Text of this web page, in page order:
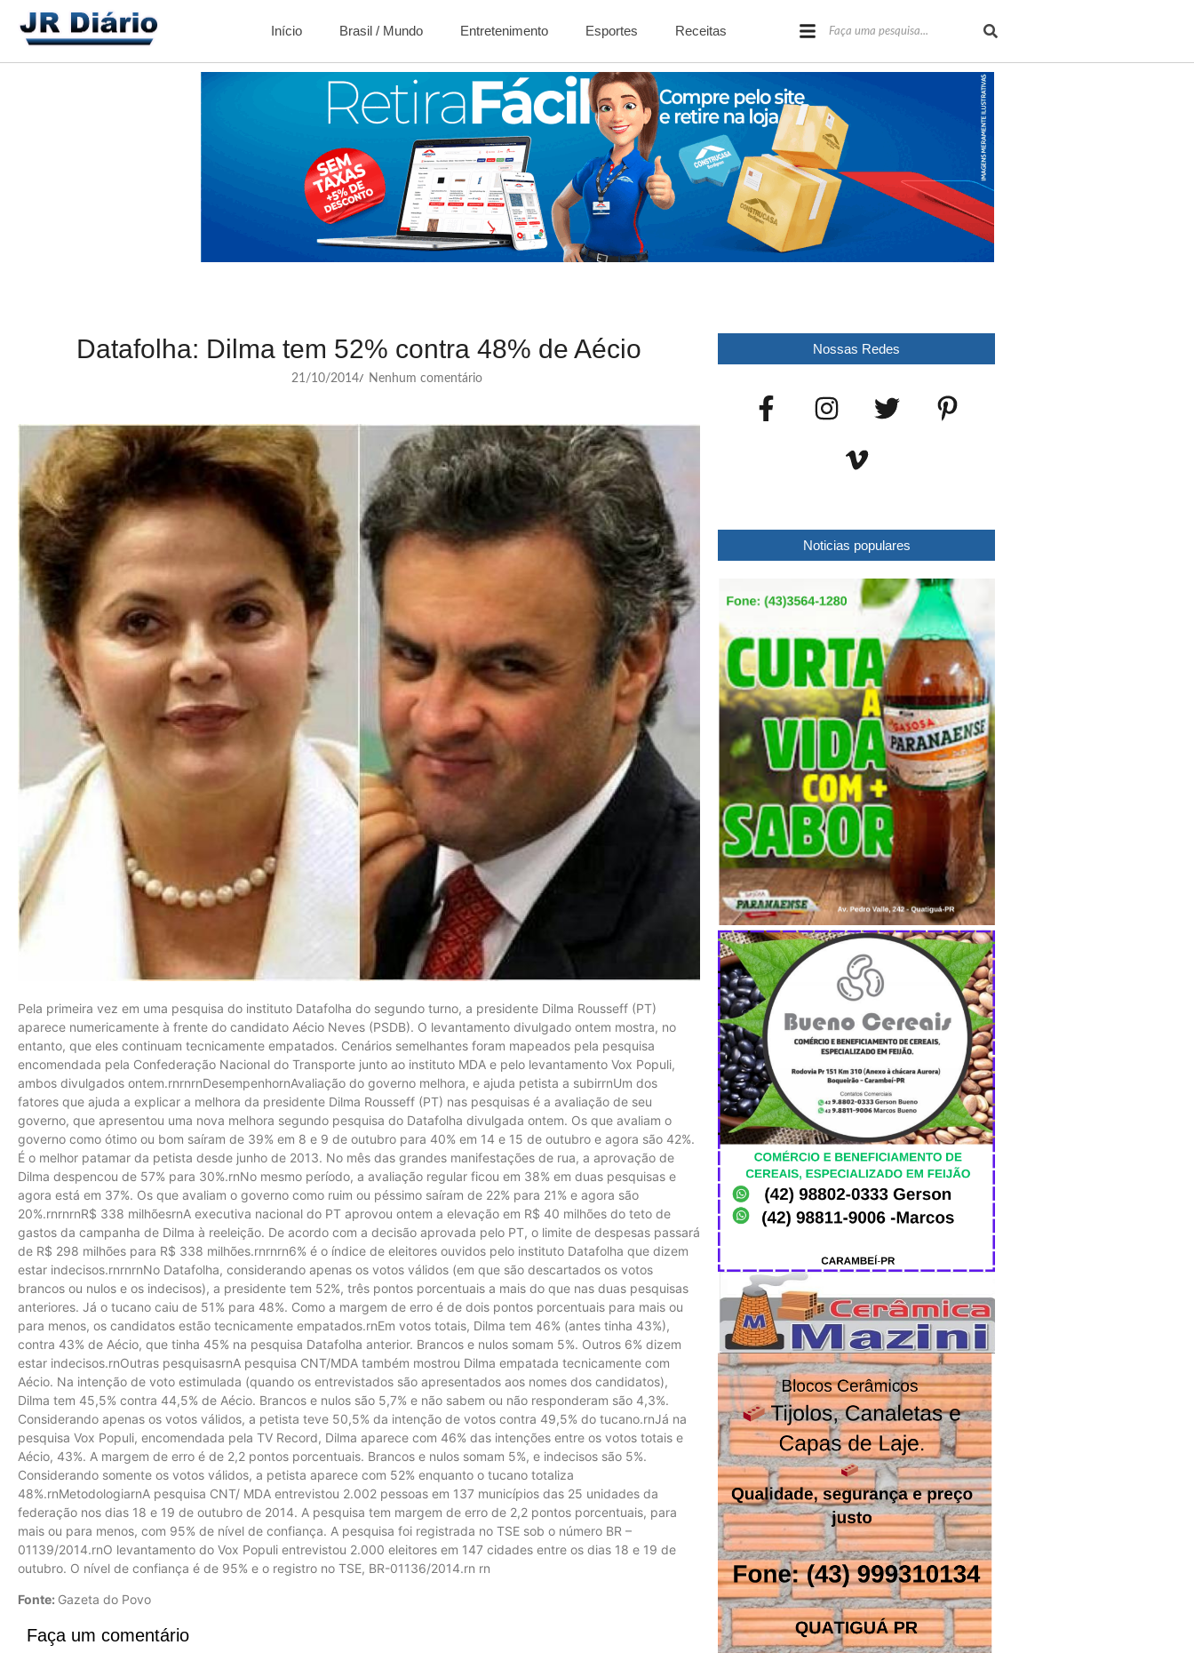
Início Brasil / Mundo Entretenimento Esportes Receitas
Datafolha: Dilma tem 52% contra 48% de Aécio
21/10/2014/ Nenhum comentário
Pela primeira vez em uma pesquisa do instituto Datafolha do segundo turno, a presidente Dilma Rousseff (PT)
aparece numericamente à frente do candidato Aécio Neves (PSDB). O levantamento divulgado ontem mostra, no
entanto, que eles continuam tecnicamente empatados. Cenários semelhantes foram mapeados pela pesquisa
encomendada pela Confederação Nacional do Transporte junto ao instituto MDA e pelo levantamento Vox Populi,
ambos divulgados ontem.rnrnrnDesempenhornAvaliação do governo melhora, e ajuda petista a subirrnUm dos
fatores que ajuda a explicar a melhora da presidente Dilma Rousseff (PT) nas pesquisas é a avaliação de seu
governo, que apresentou uma nova melhora segundo pesquisa do Datafolha divulgada ontem. Os que avaliam o
governo como ótimo ou bom saíram de 39% em 8 e 9 de outubro para 40% em 14 e 15 de outubro e agora são 42%.
É o melhor patamar da petista desde junho de 2013. No mês das grandes manifestações de rua, a aprovação de
Dilma despencou de 57% para 30%.rnNo mesmo período, a avaliação regular ficou em 38% em duas pesquisas e
agora está em 37%. Os que avaliam o governo como ruim ou péssimo saíram de 22% para 21% e agora são
20%.rnrnrnR$ 338 milhõesrnA executiva nacional do PT aprovou ontem a elevação em R$ 40 milhões do teto de
gastos da campanha de Dilma à reeleição. De acordo com a decisão aprovada pelo PT, o limite de despesas passará
de R$ 298 milhões para R$ 338 milhões.rnrnrn6% é o índice de eleitores ouvidos pelo instituto Datafolha que dizem
estar indecisos.rnrnrnNo Datafolha, considerando apenas os votos válidos (em que são descartados os votos
brancos ou nulos e os indecisos), a presidente tem 52%, três pontos porcentuais a mais do que nas duas pesquisas
anteriores. Já o tucano caiu de 51% para 48%. Como a margem de erro é de dois pontos porcentuais para mais ou
para menos, os candidatos estão tecnicamente empatados.rnEm votos totais, Dilma tem 46% (antes tinha 43%),
contra 43% de Aécio, que tinha 45% na pesquisa Datafolha anterior. Brancos e nulos somam 5%. Outros 6% dizem
estar indecisos.rnOutras pesquisasrnA pesquisa CNT/MDA também mostrou Dilma empatada tecnicamente com
Aécio. Na intenção de voto estimulada (quando os entrevistados são apresentados aos nomes dos candidatos),
Dilma tem 45,5% contra 44,5% de Aécio. Brancos e nulos são 5,7% e não sabem ou não responderam são 4,3%.
Considerando apenas os votos válidos, a petista teve 50,5% da intenção de votos contra 49,5% do tucano.rnJá na
pesquisa Vox Po­­puli, encomendada pela TV Record, Dilma aparece com 46% das intenções entre os votos totais e
Aécio, 43%. A margem de erro é de 2,2 pontos porcentuais. Brancos e nulos somam 5%, e indecisos são 5%.
Considerando somente os votos válidos, a petista aparece com 52% enquanto o tucano totaliza
48%.rnMetodologiarnA pesquisa CNT/ MDA entrevistou 2.002 pessoas em 137 municípios das 25 unidades da
federação nos dias 18 e 19 de outubro de 2014. A pesquisa tem margem de erro de 2,2 pontos porcentuais, para
mais ou para menos, com 95% de nível de confiança. A pesquisa foi registrada no TSE sob o número BR –
01139/2014.rnO levantamento do Vox Populi entrevistou 2.000 eleitores em 147 cidades entre os dias 18 e 19 de
outubro. O nível de confiança é de 95% e o registro no TSE, BR-01136/2014.rn rn
Fonte: Gazeta do Povo
Faça um comentário
Nossas Redes
Noticias populares